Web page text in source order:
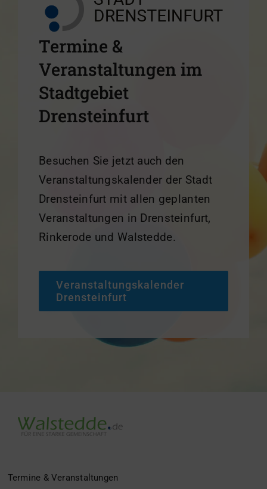
Termine &
Veranstaltungen im
Stadtgebiet
Drensteinfurt
Besuchen Sie jetzt auch den
Veranstaltungskalender der Stadt
Drensteinfurt mit allen geplanten
Veranstaltungen in Drensteinfurt,
Rinkerode und Walstedde.
Veranstaltungskalender
Drensteinfurt
Termine & Veranstaltungen